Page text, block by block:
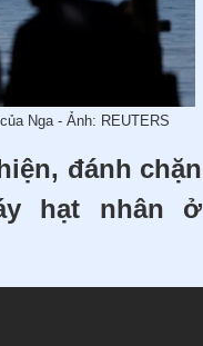
Nga - Ảnh: REUTERS
đánh chặn
hạt nhân ở